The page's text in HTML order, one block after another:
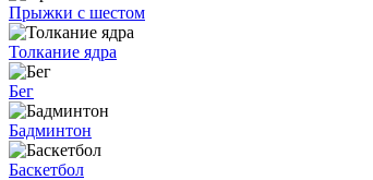
Прыжки с шестом
Толкание ядра
Бег
Бадминтон
Баскетбол